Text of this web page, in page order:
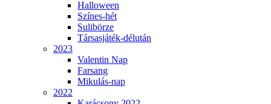
Halloween
Színes-hét
Sulibörze
Társasjáték-délután
2023
Valentin Nap
Farsang
Mikulás-nap
2022